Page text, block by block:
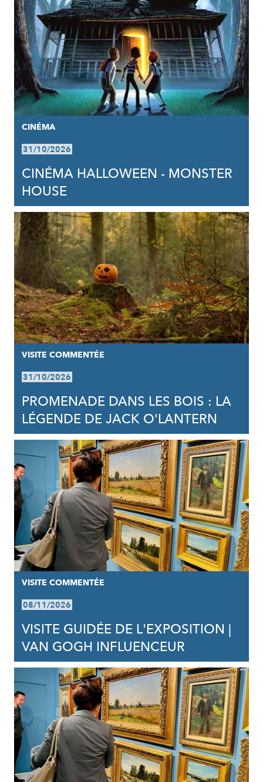
CINÉMA
31/10/2026
CINÉMA HALLOWEEN - MONSTER
HOUSE
VISITE COMMENTÉE
31/10/2026
PROMENADE DANS LES BOIS : LA
LÉGENDE DE JACK O'LANTERN
VISITE COMMENTÉE
08/11/2026
VISITE GUIDÉE DE L'EXPOSITION |
VAN GOGH INFLUENCEUR